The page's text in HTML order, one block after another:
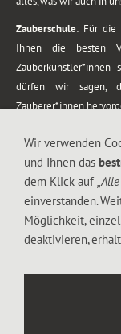
Zauberschule: Für die
Ihnen die besten
dürfen wir sagen,
Zauberer*innen
vom Kinderprogramm
meiner Zauber-
gewürzt mit Gags
Wir verwenden
und Ihnen das
dem Klick auf
einverstanden.
Möglichkeit,
deaktivieren,